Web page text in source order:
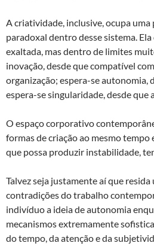
A criatividade, inclusive, ocupa
paradoxal dentro desse sistema.
exaltada, mas dentro de limites
inovação, desde que compatível
organização; espera-se autonomia,
espera-se singularidade, desde que
O espaço corporativo
formas de criação ao mesmo
que possa produzir instabilidade,
Talvez seja justamente aí que resida
contradições do trabalho
indivíduo a ideia de autonomia
mecanismos extremamente
do tempo, da atenção e da